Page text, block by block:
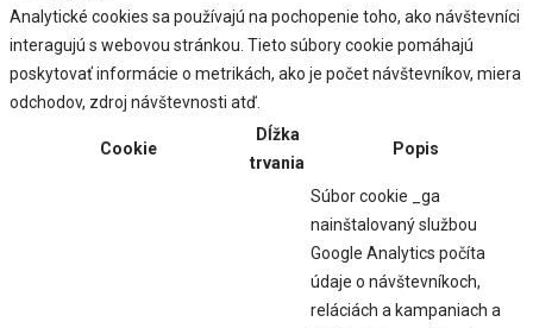
Analytické cookies sa používajú na pochopenie toho, ako návštevníci
interagujú s webovou stránkou. Tieto súbory cookie pomáhajú
poskytovať informácie o metrikách, ako je počet návštevníkov, miera
odchodov, zdroj návštevnosti atď.
Cookie
Dĺžka
trvania
Popis
Súbor cookie _ga
nainštalovaný službou
Google Analytics počíta
údaje o návštevníkoch,
reláciách a kampaniach a